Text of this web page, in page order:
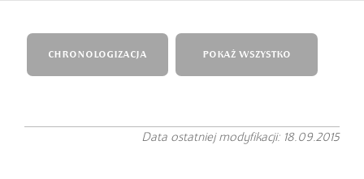
CHRONOLOGIZACJA POKAŻ WSZYSTKO
Data ostatniej modyfikacji: 18.09.2015